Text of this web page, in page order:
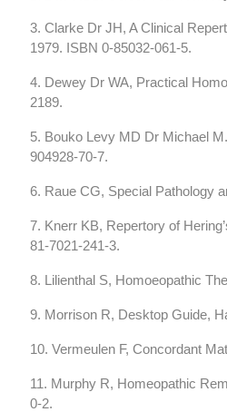
3. Clarke Dr JH, A Clinical
1979. ISBN 0-85032-061-5.
4. Dewey Dr WA, Practical
2189.
5. Bouko Levy MD Dr Michael
904928-70-7.
6. Raue CG, Special Pathology
7. Knerr KB, Repertory of
81-7021-241-3.
8. Lilienthal S, Homoeopathic
9. Morrison R, Desktop Guide,
10. Vermeulen F, Concordant
11. Murphy R, Homeopathic
0-2.